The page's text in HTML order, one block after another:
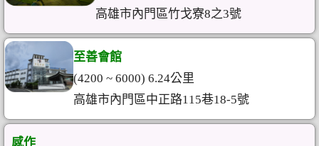
高雄市內門區竹戈寮8之3號
至善會館
(4200 ~ 6000) 6.24公里
高雄市內門區中正路115巷18-5號
感作